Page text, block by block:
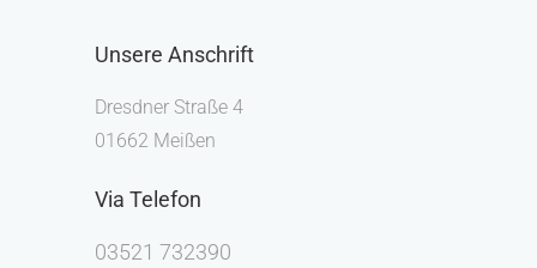
Unsere Anschrift
Dresdner Straße 4
01662 Meißen
Via Telefon
03521 732390